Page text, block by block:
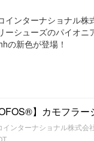
インターナショナル
ーシューズのパイオ
の新色が登場！
】カモフラ
インターナショナル株式会